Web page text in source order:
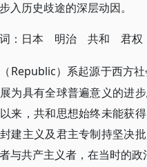
入历史歧途的深层动因。
： 日本 明治 共和 君权
Republic）系起源于西方
为具有全球普遍意义的进
来，共和思想始终未能获得
建主义及君主专制持坚决
与共产主义者，在当时的政